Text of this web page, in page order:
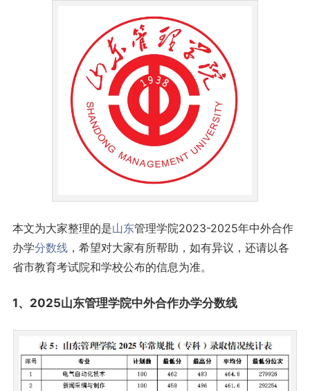
本文为大家整理的是山东管理学院2023-2025年中外合作
办学分数线，希望对大家有所帮助，如有异议，还请以各
省市教育考试院和学校公布的信息为准。
1、2025山东管理学院中外合作办学分数线